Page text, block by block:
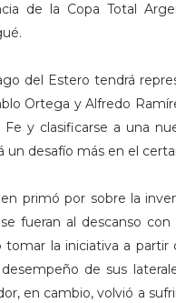
de la Copa Total
del Estero tendrá
Ortega y Alfredo
Fe y clasificarse a una
un desafío más en el
primó por sobre la
fueran al descanso
tomar la iniciativa a
de sus
en cambio, volvió a